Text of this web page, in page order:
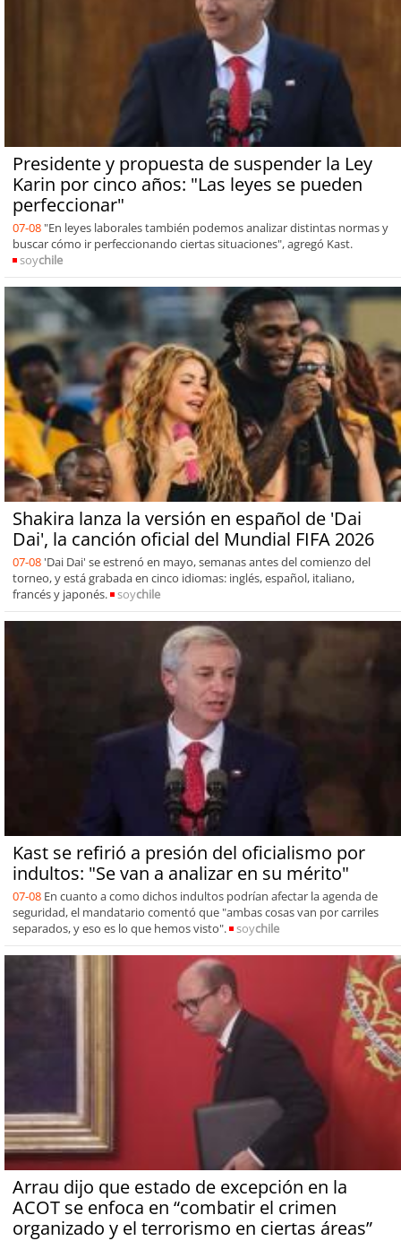
Presidente y propuesta de suspender la Ley
Karin por cinco años: "Las leyes se pueden
perfeccionar"
07-08 "En leyes laborales también podemos analizar distintas normas y
buscar cómo ir perfeccionando ciertas situaciones", agregó Kast.
soychile
Shakira lanza la versión en español de 'Dai
Dai', la canción oficial del Mundial FIFA 2026
07-08 'Dai Dai' se estrenó en mayo, semanas antes del comienzo del
torneo, y está grabada en cinco idiomas: inglés, español, italiano,
francés y japonés.
soychile
Kast se refirió a presión del oficialismo por
indultos: "Se van a analizar en su mérito"
07-08 En cuanto a como dichos indultos podrían afectar la agenda de
seguridad, el mandatario comentó que "ambas cosas van por carriles
separados, y eso es lo que hemos visto".
soychile
Arrau dijo que estado de excepción en la
ACOT se enfoca en “combatir el crimen
organizado y el terrorismo en ciertas áreas”